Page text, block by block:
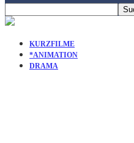
KURZFILME
*ANIMATION
DRAMA